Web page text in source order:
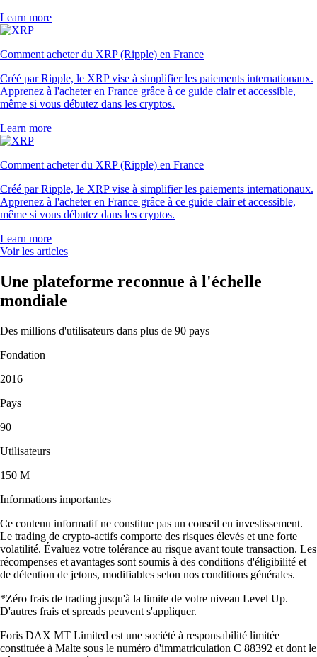
Learn more
Comment acheter du XRP (Ripple) en France
Créé par Ripple, le XRP vise à simplifier les paiements internationaux.
Apprenez à l'acheter en France grâce à ce guide clair et accessible,
même si vous débutez dans les cryptos.
Learn more
Comment acheter du XRP (Ripple) en France
Créé par Ripple, le XRP vise à simplifier les paiements internationaux.
Apprenez à l'acheter en France grâce à ce guide clair et accessible,
même si vous débutez dans les cryptos.
Learn more
Voir les articles
Une plateforme reconnue à l'échelle
mondiale
Des millions d'utilisateurs dans plus de 90 pays
Fondation
2016
Pays
90
Utilisateurs
150 M
Informations importantes
Ce contenu informatif ne constitue pas un conseil en investissement.
Le trading de crypto-actifs comporte des risques élevés et une forte
volatilité. Évaluez votre tolérance au risque avant toute transaction. Les
récompenses et avantages sont soumis à des conditions d'éligibilité et
de détention de jetons, modifiables selon nos conditions générales.
*Zéro frais de trading jusqu'à la limite de votre niveau Level Up.
D'autres frais et spreads peuvent s'appliquer.
Foris DAX MT Limited est une société à responsabilité limitée
constituée à Malte sous le numéro d'immatriculation C 88392 et dont le